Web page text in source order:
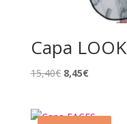
Capa LOOK
15,40€ El
era:
8,45€El
es: